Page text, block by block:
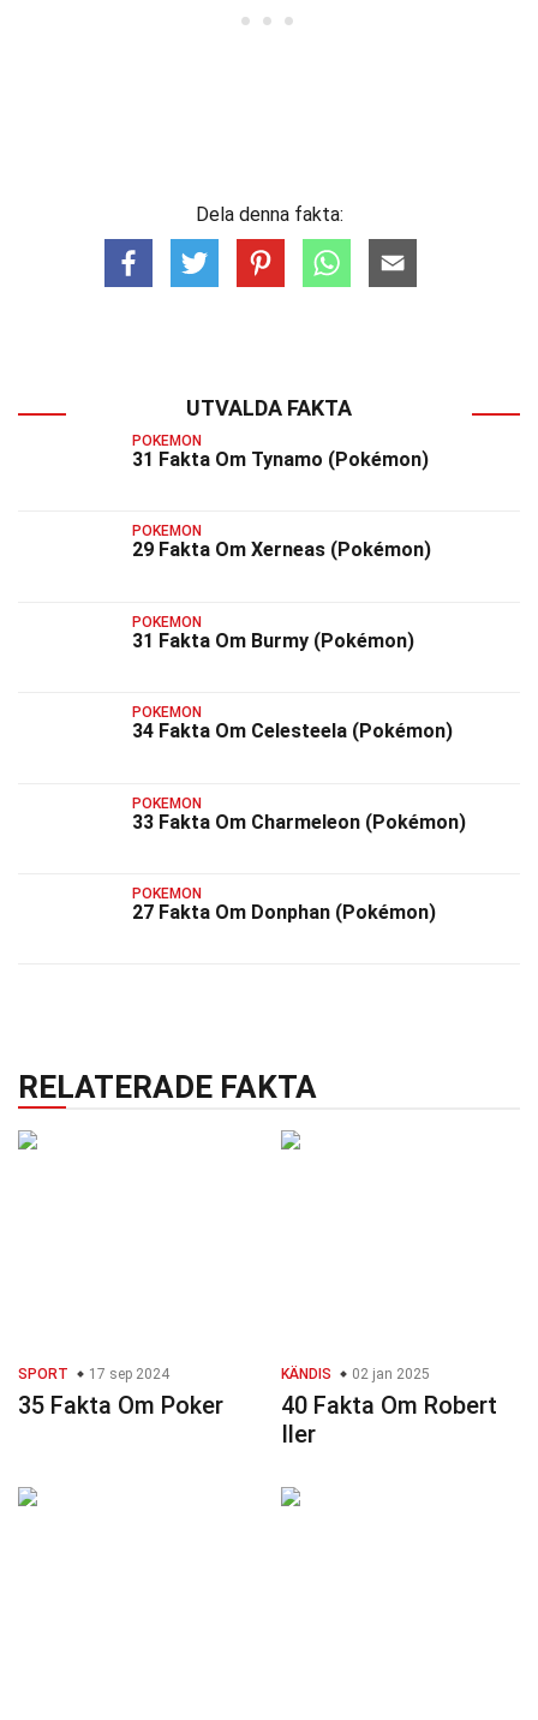
Dela denna fakta:
UTVALDA FAKTA
POKEMON
31 Fakta Om Tynamo (Pokémon)
POKEMON
29 Fakta Om Xerneas (Pokémon)
POKEMON
31 Fakta Om Burmy (Pokémon)
POKEMON
34 Fakta Om Celesteela (Pokémon)
POKEMON
33 Fakta Om Charmeleon (Pokémon)
POKEMON
27 Fakta Om Donphan (Pokémon)
RELATERADE FAKTA
SPORT 17 sep 2024
35 Fakta Om Poker
KÄNDIS 02 jan 2025
40 Fakta Om Robert
Iler